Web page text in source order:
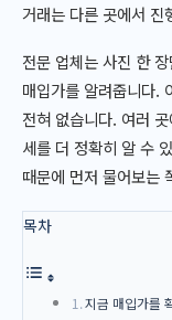
거래는 다른 곳에서 진
전문 업체는 사진 한
매입가를 알려줍니다.
전혀 없습니다. 여러
세를 더 정확히 알 수
때문에 먼저 물어보는
목차
지금 매입가를